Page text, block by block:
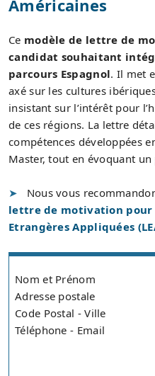
Américaines
Ce modèle de lettre de
candidat souhaitant
parcours Espagnol. Il met
axé sur les cultures
insistant sur l’intérêt pour
de ces régions. La lettre
compétences développées
Master, tout en évoquant
Nous vous
lettre de motivation pour
Etrangères Appliquées
Nom et Prénom
Adresse postale
Code Postal - Ville
Téléphone - Email